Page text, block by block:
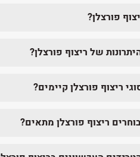
פורצלן?
של ריצוף פורצלן?
ריצוף פורצלן קיימים?
ריצוף פורצלן מתאים?